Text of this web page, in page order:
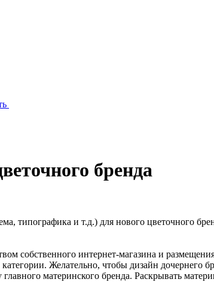
бренда
типографика и т.д.) для нового цветочного
собственного интернет-магазина и
Желательно, чтобы дизайн дочернего
материнского бренда. Раскрывать